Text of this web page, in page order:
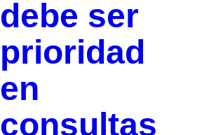
debe ser
prioridad
en
consultas